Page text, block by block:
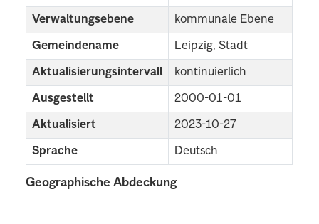
Verwaltungsebene kommunale Ebene
Gemeindename Leipzig, Stadt
Aktualisierungsintervall kontinuierlich
Ausgestellt 2000-01-01
Aktualisiert 2023-10-27
Sprache Deutsch
Geographische Abdeckung